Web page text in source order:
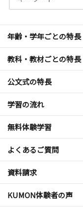
年齢・学年ごとの特長
教科・教材ごとの特長
公文式の特長
学習の流れ
無料体験学習
よくあるご質問
資料請求
KUMON体験者の声